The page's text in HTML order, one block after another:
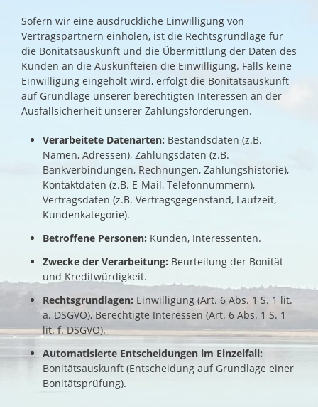
Sofern wir eine ausdrückliche Einwilligung von
Vertragspartnern einholen, ist die Rechtsgrundlage für
die Bonitätsauskunft und die Übermittlung der Daten des
Kunden an die Auskunfteien die Einwilligung. Falls keine
Einwilligung eingeholt wird, erfolgt die Bonitätsauskunft
auf Grundlage unserer berechtigten Interessen an der
Ausfallsicherheit unserer Zahlungsforderungen.
Verarbeitete Datenarten: Bestandsdaten (z.B.
Namen, Adressen), Zahlungsdaten (z.B.
Bankverbindungen, Rechnungen, Zahlungshistorie),
Kontaktdaten (z.B. E-Mail, Telefonnummern),
Vertragsdaten (z.B. Vertragsgegenstand, Laufzeit,
Kundenkategorie).
Betroffene Personen: Kunden, Interessenten.
Zwecke der Verarbeitung: Beurteilung der Bonität
und Kreditwürdigkeit.
Rechtsgrundlagen: Einwilligung (Art. 6 Abs. 1 S. 1 lit.
a. DSGVO), Berechtigte Interessen (Art. 6 Abs. 1 S. 1
lit. f. DSGVO).
Automatisierte Entscheidungen im Einzelfall:
Bonitätsauskunft (Entscheidung auf Grundlage einer
Bonitätsprüfung).